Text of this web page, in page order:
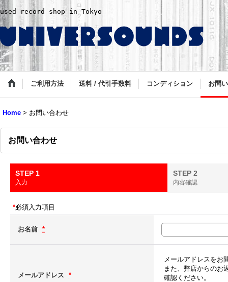
used record shop in Tokyo
ご利用方法 送料 / 代引手数料 コンディション お問
Home > お問い合わせ
お問い合わせ
STEP 1
入力
STEP 2
内容確認
*必須入力項目
お名前 *
メールアドレス *
メールアドレスをお
また、弊店からのお
確認ください。